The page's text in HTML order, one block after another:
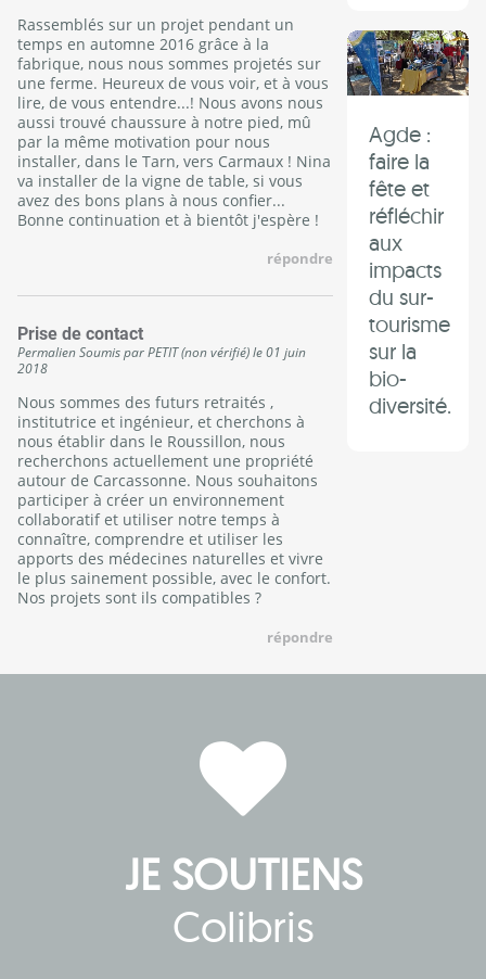
Agde :
faire la
fête et
réfléchir
aux
impacts
du sur-
tourisme
sur la
bio-
diversité.
Rassemblés sur un projet pendant un
temps en automne 2016 grâce à la
fabrique, nous nous sommes projetés sur
une ferme. Heureux de vous voir, et à vous
lire, de vous entendre...! Nous avons nous
aussi trouvé chaussure à notre pied, mû
par la même motivation pour nous
installer, dans le Tarn, vers Carmaux ! Nina
va installer de la vigne de table, si vous
avez des bons plans à nous confier...
Bonne continuation et à bientôt j'espère !
répondre
Prise de contact
PermalienSoumis parPETIT (non vérifié)le01 juin
2018
Nous sommes des futurs retraités ,
institutrice et ingénieur, et cherchons à
nous établir dans le Roussillon, nous
recherchons actuellement une propriété
autour de Carcassonne. Nous souhaitons
participer à créer un environnement
collaboratif et utiliser notre temps à
connaître, comprendre et utiliser les
apports des médecines naturelles et vivre
le plus sainement possible, avec le confort.
Nos projets sont ils compatibles ?
répondre
JE SOUTIENS
Colibris